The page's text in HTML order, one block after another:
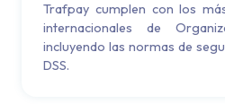
Trafpay cumplen con los
internacionales de
incluyendo las normas de
DSS.